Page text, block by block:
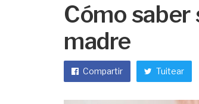
Cómo saber
madre
Compartir Tuitear